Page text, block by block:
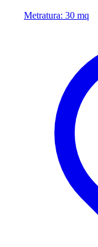
Metratura: 30 mq